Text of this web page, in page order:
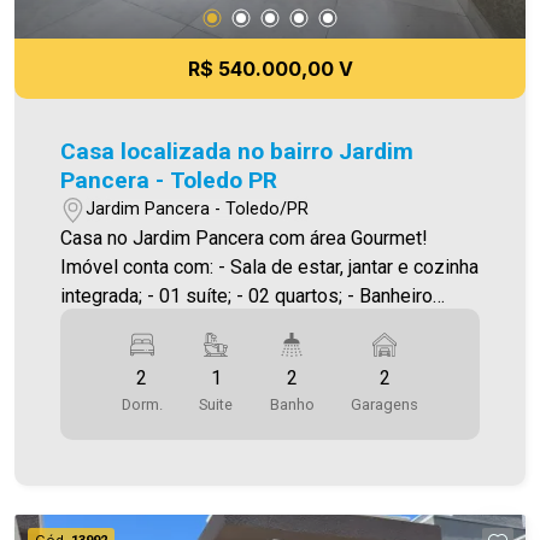
R$ 540.000,00 V
Casa localizada no bairro Jardim
Pancera - Toledo PR
Jardim Pancera - Toledo/PR
Casa no Jardim Pancera com área Gourmet!
Imóvel conta com: - Sala de estar, jantar e cozinha
integrada; - 01 suíte; - 02 quartos; - Banheiro
Lavanderia; Diferenciais do Imóvel: - Pé direito
porcelanato; - Acabamento em Gesso rebaixado
Sobra de Terreno nos fundos de 3,80m x 6,10m
2
Dorm.
1
Suite
2
Banho
2
Garagens